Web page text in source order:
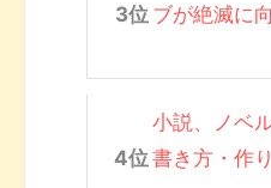
ブが絶滅に
小説、ノベ
書き方・作